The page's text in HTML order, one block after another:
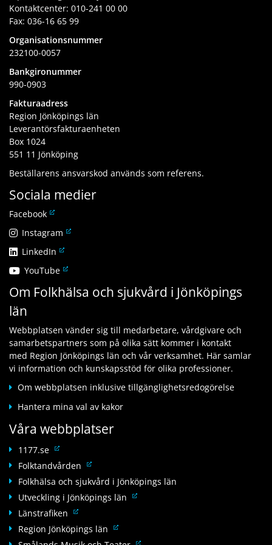
Kontaktcenter: 010-241 00 00
Fax: 036-16 65 99
Organisationsnummer
232100-0057
Bankgironummer
990-0903
Fakturaadress
Region Jönköpings län
Leverantörsfakturaenheten
Box 1024
551 11 Jönköping
Beställarens ansvarskod används som referens.
Sociala medier
FacebookL
n
k
i
l
n
n
a
n
e
b
p
a
t
s
Instagram L
ä
k
i
a
n
n
a
n
e
b
b
l
t
s
LinkedIn L
n
k
l
l
a
n
a
n
e
p
a
t
s
YouTubeL
n
i
l
l
a
n
a
w
b
p
l
a
t
Om Folkhälsa och sjukvård i Jönköpings
län
Webbplatsen vänder sig till medarbetare, vårdgivare och
samarbetspartners som på olika sätt kommer i kontakt
med Region Jönköpings län och vår verksamhet. Här samlar
vi information och kunskapsstöd för olika professioner.
Om webbplatsen inklusive tillgänglighetsredogörelse
Hantera mina val av kakor
Våra webbplatser
1177.se L
ä
k
t
i
l
Folktandvården L
ä
k
i
l
Folkhälsa och sjukvård i Jönköpings län
Utveckling i Jönköpings län L
Länstrafiken L
ä
n
Region Jönköpings län L
ä